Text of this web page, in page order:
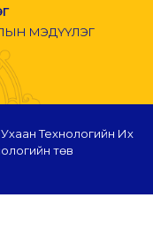
МЭДҮҮЛЭГ
Технологийн Их
төв